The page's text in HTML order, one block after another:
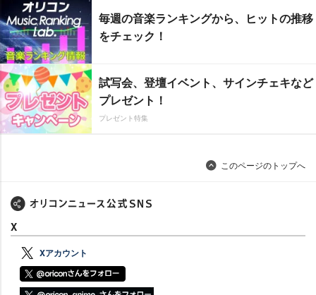
毎週の音楽ランキングから、ヒットの推移
をチェック！
試写会、登壇イベント、サインチェキなど
プレゼント！
プレゼント特集
このページのトップへ
X
Xアカウント